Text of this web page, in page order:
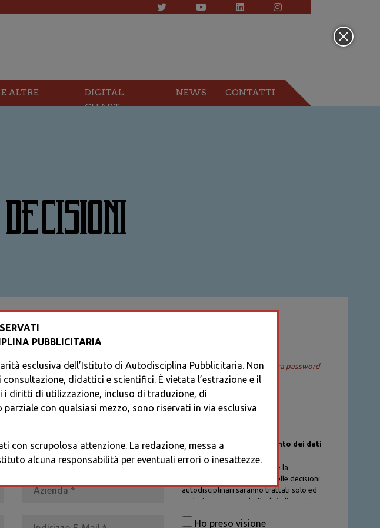
ALTRE
DIGITAL
CHART
NEWS CONTATTI
ACCEDI
Recupera password
SONO OBBLIGATORI
Informativa sul trattamento dei dati
personali
I dati personali di chi richiede la
registrazione al Database delle decisioni
autodisciplinari saranno trattati solo ed
esclusivamente per la finalità di gestione
procedure previste dal Codice di
Ho preso visione
PUBBLICITARIA
esclusiva dell’Istituto di Autodisciplina Pubblicitaria. Non
didattici e scientifici. È vietata l’estrazione e il
i diritti di utilizzazione, incluso di traduzione, di
con qualsiasi mezzo, sono riservati in via esclusiva
con scrupolosa attenzione. La redazione, messa a
alcuna responsabilità per eventuali errori o inesattezze.